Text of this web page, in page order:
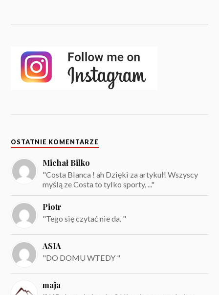
OSTATNIE KOMENTARZE
Michał Bilko
"Costa Blanca ! ah Dzięki za artykuł! Wszyscy
myślą ze Costa to tylko sporty, ..."
Piotr
"Tego się czytać nie da. "
ASIA
"DO DOMU WTEDY "
maja